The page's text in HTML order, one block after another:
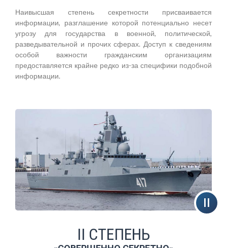
Наивысшая степень секретности присваивается
информации, разглашение которой потенциально несет
угрозу для государства в военной, политической,
разведывательной и прочих сферах. Доступ к сведениям
особой важности гражданским организациям
предоставляется крайне редко из-за специфики подобной
информации.
II СТЕПЕНЬ